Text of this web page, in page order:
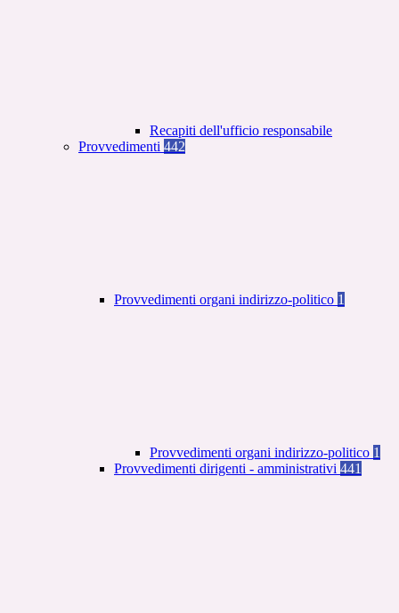
Recapiti dell'ufficio responsabile
Provvedimenti 442
Provvedimenti organi indirizzo-politico 1
Provvedimenti organi indirizzo-politico 1
Provvedimenti dirigenti - amministrativi 441